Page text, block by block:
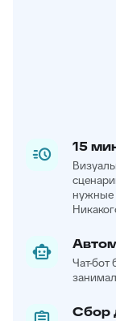
15
нужные
Чат-бот
Сбор